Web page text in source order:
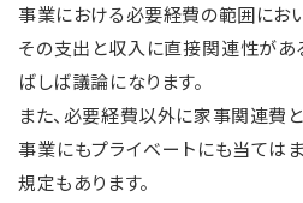
事業における必要経費の範囲におい
その支出と収入に直接関連性があ
ばしば議論になります。
また、必要経費以外に家事関連費と
事業にもプライベートにも当ては
規定もあります。